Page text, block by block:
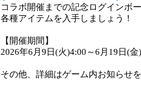
コラボ開催までの記念ログインボ
各種アイテムを入手しましょう！
【開催期間】
2026年6月9日(火)4:00～6月19日(金
その他、詳細はゲーム内お知らせ